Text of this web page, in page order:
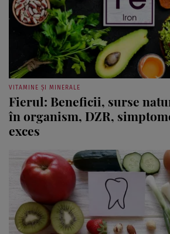
Fierul: Beneficii, surse
în organism, DZR,
exces